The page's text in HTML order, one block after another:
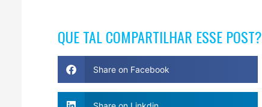
QUE TAL COMPARTILHAR ESSE POST?
Share on Facebook